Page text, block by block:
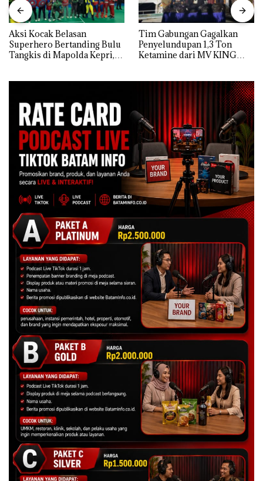
Aksi Kocak Belasan
Superhero Bertanding Bulu
Tangkis di Mapolda Kepri,
Tim Gabungan Gagalkan
Penyelundupan 1,3 Ton
Ketamine dari MV KING